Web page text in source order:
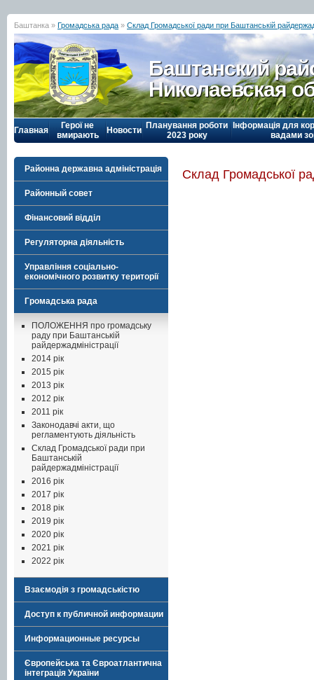
Баштанка » Громадська рада » Склад Громадської ради при Баштанській
Баштанский
Николаевская
Главная
Герої не
вмирають
Новости Планування роботи
2023 року
Інформація для
вадами
Районна державна адміністрація
Районный совет
Фінансовий відділ
Регуляторна діяльність
Управління соціально-
економічного розвитку території
Громадська рада
ПОЛОЖЕННЯ про громадську
раду при Баштанській
райдержадміністрації
2014 рік
2015 рік
2013 рік
2012 рік
2011 рік
Законодавчі акти, що
регламентують діяльність
Склад Громадської ради при
Баштанській
райдержадміністрації
2016 рік
2017 рік
2018 рік
2019 рік
2020 рік
2021 рік
2022 рік
Взаємодія з громадськістю
Доступ к публичной информации
Информационные ресурсы
Європейська та Євроатлантична
інтеграція України
Склад Громадської